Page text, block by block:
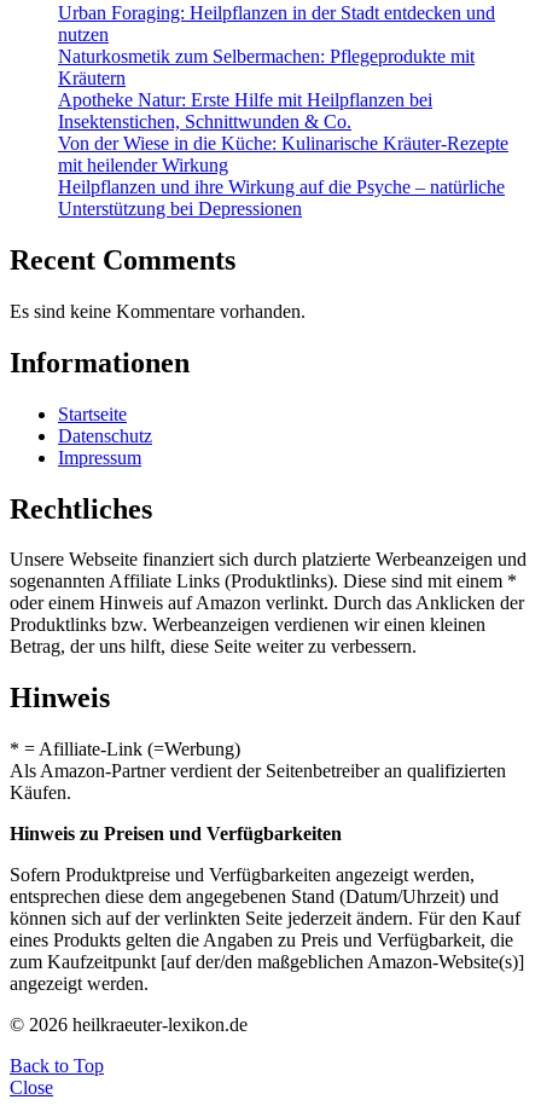
Urban Foraging: Heilpflanzen in der Stadt entdecken und
nutzen
Naturkosmetik zum Selbermachen: Pflegeprodukte mit
Kräutern
Apotheke Natur: Erste Hilfe mit Heilpflanzen bei
Insektenstichen, Schnittwunden & Co.
Von der Wiese in die Küche: Kulinarische Kräuter-Rezepte
mit heilender Wirkung
Heilpflanzen und ihre Wirkung auf die Psyche – natürliche
Unterstützung bei Depressionen
Recent Comments
Es sind keine Kommentare vorhanden.
Informationen
Startseite
Datenschutz
Impressum
Rechtliches
Unsere Webseite finanziert sich durch platzierte Werbeanzeigen und
sogenannten Affiliate Links (Produktlinks). Diese sind mit einem *
oder einem Hinweis auf Amazon verlinkt. Durch das Anklicken der
Produktlinks bzw. Werbeanzeigen verdienen wir einen kleinen
Betrag, der uns hilft, diese Seite weiter zu verbessern.
Hinweis
* = Afilliate-Link (=Werbung)
Als Amazon-Partner verdient der Seitenbetreiber an qualifizierten
Käufen.
Hinweis zu Preisen und Verfügbarkeiten
Sofern Produktpreise und Verfügbarkeiten angezeigt werden,
entsprechen diese dem angegebenen Stand (Datum/Uhrzeit) und
können sich auf der verlinkten Seite jederzeit ändern. Für den Kauf
eines Produkts gelten die Angaben zu Preis und Verfügbarkeit, die
zum Kaufzeitpunkt [auf der/den maßgeblichen Amazon-Website(s)]
angezeigt werden.
© 2026 heilkraeuter-lexikon.de
Back to Top
Close